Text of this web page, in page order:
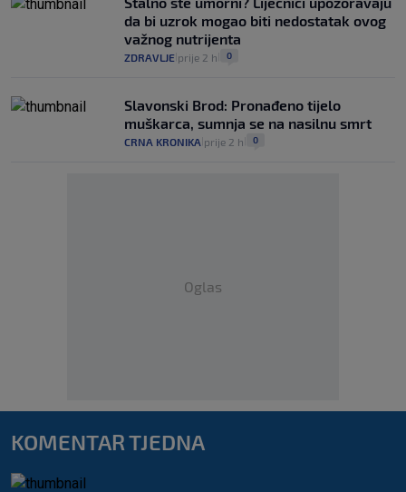
da bi uzrok mogao biti nedostatak ovog
važnog nutrijenta
ZDRAVLJE prije 2 h 0
Slavonski Brod: Pronađeno tijelo
muškarca, sumnja se na nasilnu smrt
CRNA KRONIKA prije 2 h 0
Oglas
KOMENTAR TJEDNA